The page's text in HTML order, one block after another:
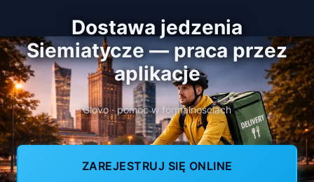
Dostawa jedzenia
Siemiatycze — praca przez
aplikacje
Glovo · pomoc w formalnościach
ZAREJESTRUJ SIĘ ONLINE